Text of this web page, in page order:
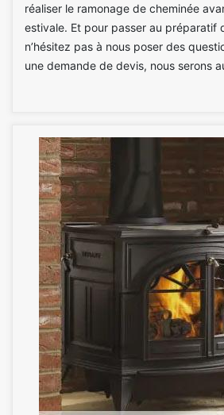
réaliser le ramonage de cheminée
estivale. Et pour passer au préparatif
n’hésitez pas à nous poser des
une demande de devis, nous serons